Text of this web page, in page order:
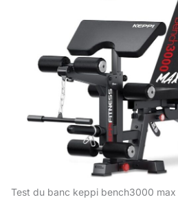
Test du banc keppi bench3000